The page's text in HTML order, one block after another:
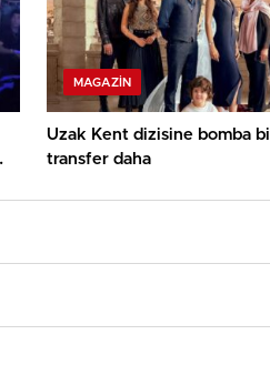
MAGAZIN
Uzak Kent dizisine bomba
transfer daha